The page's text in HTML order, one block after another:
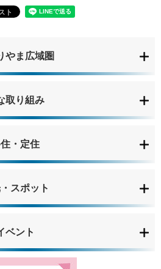
やま広域圏
取り組み
・定住
スポット
ベント